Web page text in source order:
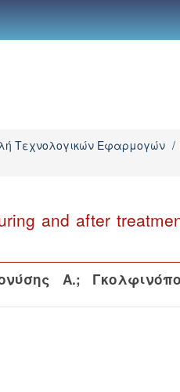
Τεχνολογικών Εφαρμογών /
and after
Α.;